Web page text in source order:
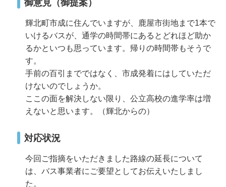
御意見（御提案）
輝北町市成に住んでいますが、鹿屋市街地まで1本で
いけるバスが、通学の時間帯にあるとどれほど助か
るかといつも思っています。帰りの時間帯もそうで
す。
手前の百引までではなく、市成発着にはしていただ
けないのでしょうか。
ここの面を解決しない限り、公立高校の進学率は増
えないと思います。（輝北からの）
対応状況
今回ご指摘をいただきました路線の延長について
は、バス事業者にご要望としてお伝えいたしまし
た。